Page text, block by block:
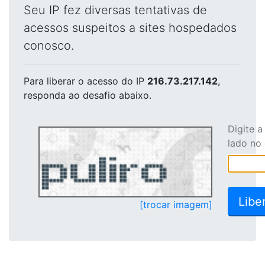
Seu IP fez diversas tentativas de
acessos suspeitos a sites hospedados
conosco.
Para liberar o acesso do IP 216.73.217.142,
responda ao desafio abaixo.
[trocar imagem]
Digite
lado no